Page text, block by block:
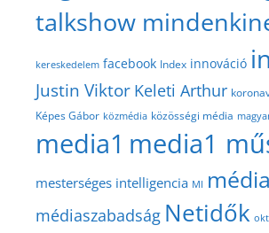
talkshow
kereskedelem facebook Index innováció
Justin Viktor Keleti Arthur
Képes Gábor közmédia közösségi média
media1 media1
mesterséges intelligencia MI média
médiaszabadság Netidők